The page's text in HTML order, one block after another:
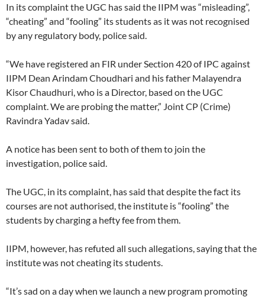
In its complaint the UGC has said the IIPM was “misleading”,
“cheating” and “fooling” its students as it was not recognised
by any regulatory body, police said.
“We have registered an FIR under Section 420 of IPC against
IIPM Dean Arindam Choudhari and his father Malayendra
Kisor Chaudhuri, who is a Director, based on the UGC
complaint. We are probing the matter,” Joint CP (Crime)
Ravindra Yadav said.
A notice has been sent to both of them to join the
investigation, police said.
The UGC, in its complaint, has said that despite the fact its
courses are not authorised, the institute is “fooling” the
students by charging a hefty fee from them.
IIPM, however, has refuted all such allegations, saying that the
institute was not cheating its students.
“It’s sad on a day when we launch a new program promoting